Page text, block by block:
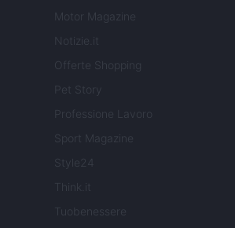
Motor Magazine
Notizie.it
Offerte Shopping
Pet Story
Professione Lavoro
Sport Magazine
Style24
Think.it
Tuobenessere